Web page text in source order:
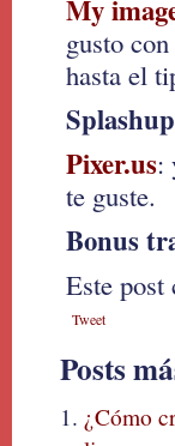
My
gusto
hasta el
Pixer.us:
te guste.
Bonus
Este
Tweet
Posts
¿Cómo